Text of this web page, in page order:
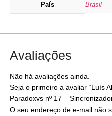
País Brasil
Avaliações
Não há avaliações ainda.
Seja o primeiro a avaliar “Luís
Paradoxvs nº 17 –
O seu endereço de e-mail não